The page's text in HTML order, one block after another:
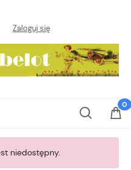
Zaloguj się
niedostępny.